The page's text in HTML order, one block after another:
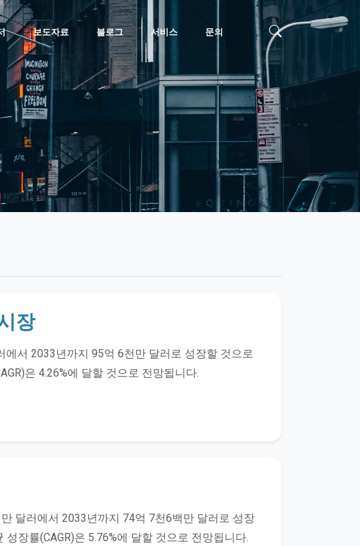
보도자료 블로그 서비스 문의
장
서 2033년까지 95억 6천만 달러로 성장할 것으로
은 4.26%에 달할 것으로 전망됩니다.
달러에서 2033년까지 74억 7천6백만 달러로 성장
장률(CAGR)은 5.76%에 달할 것으로 전망됩니다.